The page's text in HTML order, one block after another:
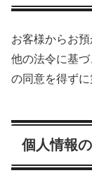
お客様からお
他の法令に基
の同意を得ずに
個人情報